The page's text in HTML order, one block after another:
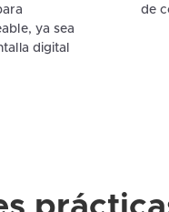
ya sea
digital
de